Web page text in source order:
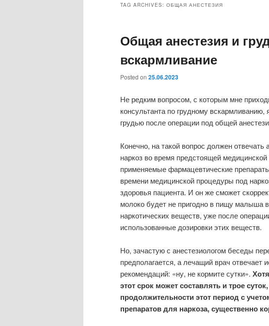
content
content
TAG ARCHIVES: ОБЩАЯ АНЕСТЕЗИЯ
Общая анестезия и
вскармливание
Posted on 25.06.2023
Не редким вопросом, с которым мне
консультанта по грудному
грудью после операции под общей
Конечно, на такой вопрос должен отвечать
наркоз во время предстоящей
применяемые фармацевтические
времени медицинской процедуры под
здоровья пациента. И он же сможет
молоко будет не пригодно в пищу малыша
наркотических веществ, уже после
использованные дозировки этих веществ.
Но, зачастую с анестезиологом беседы
предполагается, а лечащий врач отвечает
рекомендаций: «ну, не кормите сутки».
этот срок может составлять и трое
продолжительности этот период с
препаратов для наркоза, существенно